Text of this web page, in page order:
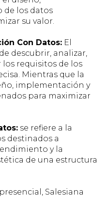
de los datos
su valor.
Con Datos: El
descubrir, analizar,
requisitos de los
Mientras que la
implementación y
para maximizar
se refiere a la
destinados a
y la
de una estructura
Salesiana